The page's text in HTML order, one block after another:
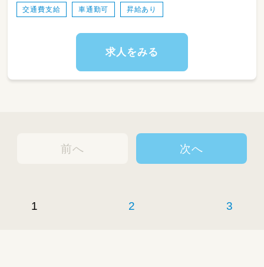
交通費支給 車通勤可 昇給あり
求人をみる
前へ
1 2 3
次へ